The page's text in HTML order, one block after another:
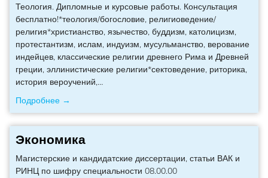
Теология. Дипломные и курсовые работы. Консультация
бесплатно!*теология/богословие, религиоведение/
религия*христианство, язычество, буддизм, католицизм,
протестантизм, ислам, индуизм, мусульманство, верование
индейцев, классические религии древнего Рима и Древней
греции, эллинистические религии*сектоведение, риторика,
история вероучений,…
Подробнее →
Экономика
Магистерские и кандидатские диссертации, статьи ВАК и
РИНЦ по шифру специальности 08.00.00